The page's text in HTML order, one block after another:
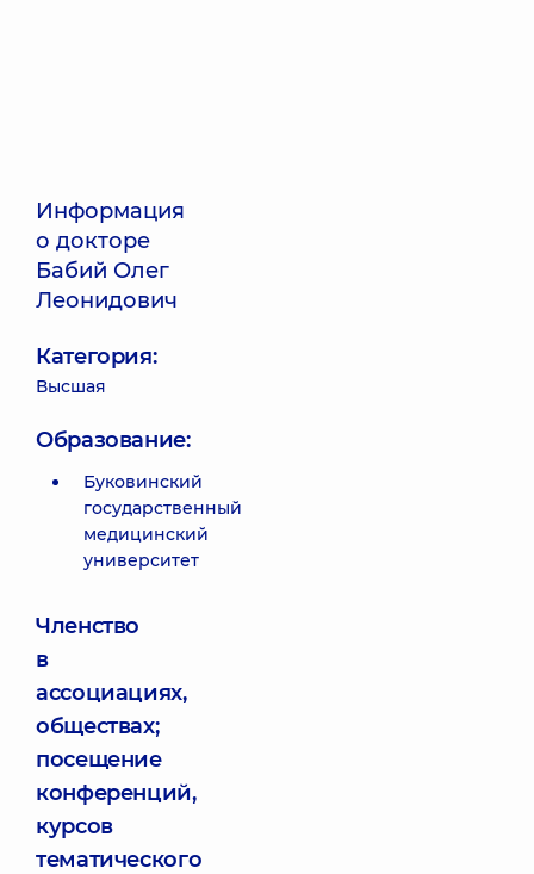
Информация
о докторе
Бабий Олег
Леонидович
Категория:
Высшая
Образование:
Буковинский
государственный
медицинский
университет
Членство
в
ассоциациях,
обществах;
посещение
конференций,
курсов
тематического